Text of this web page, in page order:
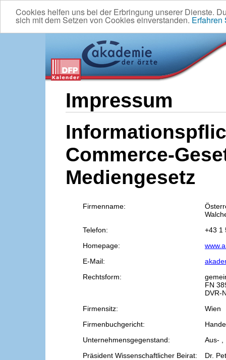
Cookies helfen uns bei der Erbringung unserer Dienste.
sich mit dem Setzen von Cookies einverstanden. Erfahren
Impressum
Commerce-
Mediengesetz
Firmenname:
Telefon:
+43 1
Homepage:
E-Mail:
Rechtsform:
FN
DVR-
Firmensitz:
Wien
Firmenbuchgericht:
Unternehmensgegenstand:
Aus- ,
Präsident Wissenschaftlicher Beirat:
Dr.